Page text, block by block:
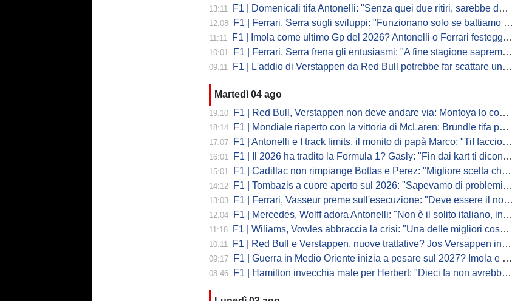
13:11 F1 | Domenicali tifa Antonelli: "Senza quei due ritiri, sarebbe davanti di tanto"
12:08 F1 | Ferrari, Serra sugli sviluppi: "Funzionano solo se battiamo gli altri"
11:11 F1 | Imola come ultimo Gp del 2026? Antonelli o Ferrari festeggiano il titolo in casa...
10:01 F1 | Ferrari, Serra frena gli entusiasmi: "A fine stagione sapremo se SF-26 è forte"
09:11 F1 | L'addio di Verstappen da Red Bull potrebbe far scattare un domino: ne parla Fittipaldi
Martedì 04 ago
19:10 F1 | Red Bull, Verstappen non deve andare via: Montoya lo convince
18:14 F1 | Mondiale riaperto con la vittoria di McLaren: Brundle tifa papaya
17:07 F1 | Antonelli e I track limits, il monito di papà Marco: "TiI faccio fare la fine della gallina"
16:01 F1 | Il 2026 ha tradito la Formula 1? Gasly: "Fin dai kart ti dicono di non alzare il piede dal gas"
15:01 F1 | Cadillac non rimpiange Bottas e Perez: "Migliore scelta che potessimo fare"
14:12 F1 | Tombazis a cuore aperto sul 2026: "Sapevamo di problemi, ma serviva un accordo"
13:03 F1 | Ferrari, Vasseur preme sull'esecuzione: "Deve essere il nostro punto di forza"
12:04 F1 | Mercedes, Wolff adora Antonelli: "Non è il solito italiano, in bolla quando guida"
11:18 F1 | Wiliams, Vowles abbraccia la crisi: "Una delle migliori cose che potevano capitare"
10:11 F1 | Red Bull e Verstappen, nuove trattative? Jos Versappen insorge contro i giornalisti
09:17 F1 | Guerra in Medio Oriente inizia a pesare sul 2027? Imola e Barcellona osservano
08:46 F1 | Hamilton invecchia male per Herbert: "Dieci fa non avrebbe preso queste penalità"